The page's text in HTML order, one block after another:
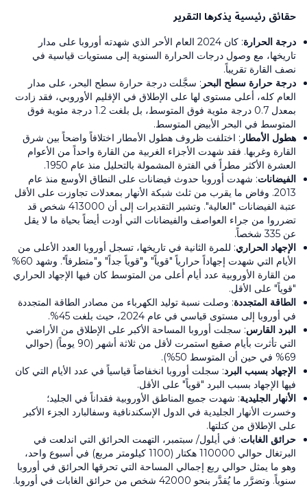
حقائق رئيسية يذكرها التقرير
درجة الحرارة
: كان 2024 العام الأحر الذي شهدته أوروبا على مدار
تاريخها، مع وصول درجات الحرارة السنوية إلى مستويات قياسية في
نصف القارة تقريباً.
درجة حرارة سطح البحر : سجَّلت درجة حرارة سطح البحر، على مدار
العام كله، أعلى مستوى لها على الإطلاق في الإقليم الأوروبي، فقد زادت
بمعدل 0.7 درجة مئوية فوق المتوسط، بل بلغت 1.2 درجة مئوية فوق
المتوسط في البحر الأبيض المتوسط.
هطول الأمطار : اختلفت ظروف هطول الأمطار اختلافاً واضحاً بين شرق
القارة وغربها. فقد شهدت الأجزاء الغربية من القارة واحداً من الأعوام
العشرة الأكثر مطراً في الفترة المشمولة بالتحليل منذ عام 1950.
الفيضانات: شهدت أوروبا حدوث فيضانات على النطاق الأوسع منذ عام
2013. وفاض ما يقرب من ثلث شبكة الأنهار بمعدلات تجاوزت على الأقل
عتبة الفيضانات "العالية". وتشير التقديرات إلى أن 413000 شخص قد
تضرروا من جراء العواصف والفيضانات التي أودت أيضاً بحياة ما لا يقل
عن 335 شخصاً.
الإجهاد الحراري: للمرة الثانية في تاريخها، تسجل أوروبا العدد الأعلى من
الأيام التي شهدت إجهاداً حرارياً "قوياً" و"قوياً جداً" و"متطرفاً". وشهد 60%
من القارة الأوروبية عدد أيام أعلى من المتوسط كان فيها الإجهاد الحراري
"قوياً" على الأقل.
الطاقة المتجددة: وصلت نسبة توليد الكهرباء من مصادر الطاقة المتجددة
في أوروبا إلى مستوى قياسي في عام 2024، حيث بلغت 45%.
البرد القارس: سجلت أوروبا المساحة الأكبر على الإطلاق من الأراضي
التي تأثرت بأيام صقيع استمرت لأقل من ثلاثة أشهر (90 يوماً) (حوالي
69% في حين أن المتوسط 50%).
الإجهاد بسبب البرد: سجلت أوروبا انخفاضاً قياسياً في عدد الأيام التي كان
فيها الإجهاد بسبب البرد "قوياً" على الأقل.
الأنهار الجليدية: شهدت جميع المناطق الأوروبية فقداناً في الجليد؛
وخسرت الأنهار الجليدية في الدول الإسكندنافية وسفالبارد الجزء الأكبر
على الإطلاق من كتلتها.
حرائق الغابات: في أيلول/ سبتمبر، التهمت الحرائق التي اندلعت في
البرتغال حوالي 110000 هكتار (1100 كيلومتر مربع) في أسبوع واحد،
وهو ما يمثل حوالي ربع إجمالي المساحة التي تحرقها الحرائق في أوروبا
سنوياً. وتضرَّر ما يُقدَّر بنحو 42000 شخص من حرائق الغابات في أوروبا.